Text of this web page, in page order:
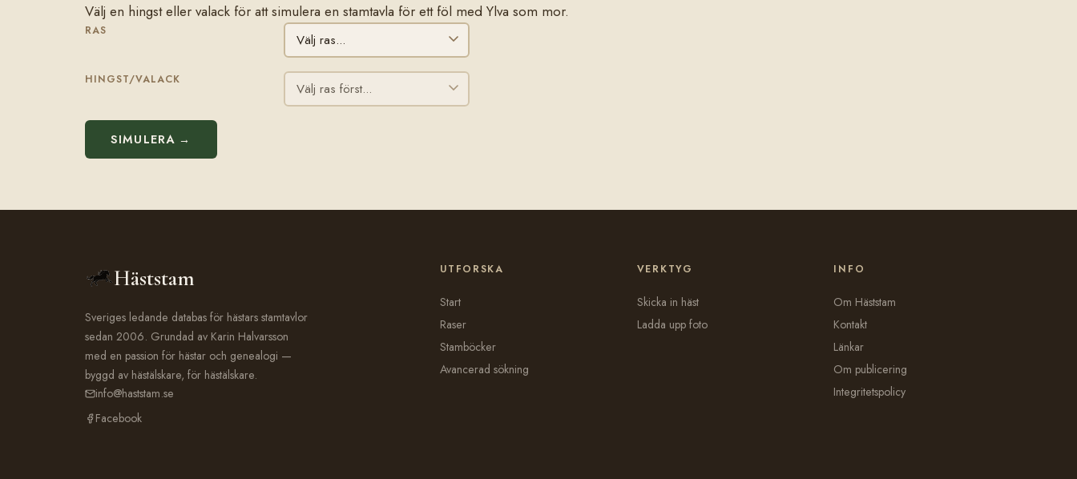
Välj en hingst eller valack för att simulera en stamtavla för ett föl med Ylva som mor.
RAS
HINGST/VALACK
SIMULERA →
Häststam
Sveriges ledande databas för hästars stamtavlor
sedan 2006. Grundad av Karin Halvarsson
med en passion för hästar och genealogi —
byggd av hästälskare, för hästälskare.
info@haststam.se
Facebook
UTFORSKA
Start
Raser
Stamböcker
Avancerad sökning
VERKTYG
Skicka in häst
Ladda upp foto
INFO
Om Häststam
Kontakt
Länkar
Om publicering
Integritetspolicy